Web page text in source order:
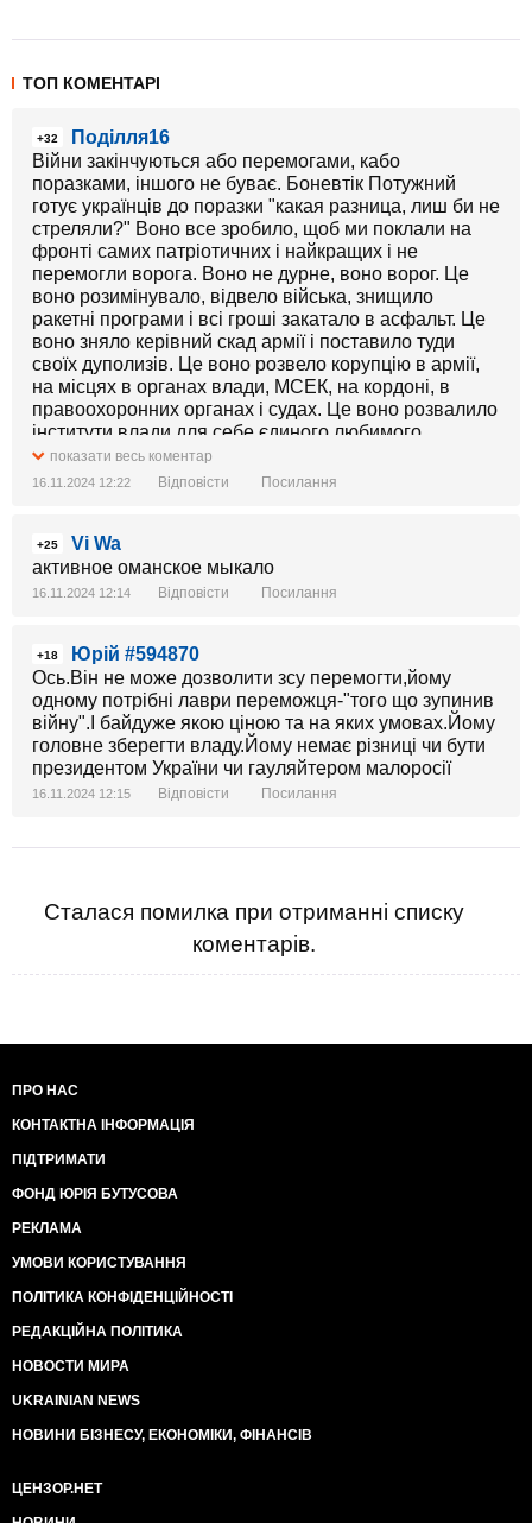
ТОП КОМЕНТАРІ
+32
Поділля16
Війни закінчуються або перемогами, кабо
поразками, іншого не буває. Боневтік Потужний
готує українців до поразки "какая разница, лиш би не
стреляли?" Воно все зробило, щоб ми поклали на
фронті самих патріотичних і найкращих і не
перемогли ворога. Воно не дурне, воно ворог. Це
воно розимінувало, відвело війська, знищило
ракетні програми і всі гроші закатало в асфальт. Це
воно зняло керівний скад армії і поставило туди
своїх дуполизів. Це воно розвело корупцію в армії,
на місцях в органах влади, МСЕК, на кордоні, в
правоохоронних органах і судах. Це воно розвалило
інститути влади для себе єдиного любимого.
показати весь коментар
16.11.2024 12:22 Відповісти Посилання
+25
Vi Wa
активное оманское мыкало
16.11.2024 12:14 Відповісти Посилання
+18
Юрій #594870
Ось.Він не може дозволити зсу перемогти,йому
одному потрібні лаври переможця-"того що зупинив
війну".І байдуже якою ціною та на яких умовах.Йому
головне зберегти владу.Йому немає різниці чи бути
президентом України чи гауляйтером малоросії
16.11.2024 12:15 Відповісти Посилання
Сталася помилка при отриманні списку
коментарів.
ПРО НАС
КОНТАКТНА ІНФОРМАЦІЯ
ПІДТРИМАТИ
ФОНД ЮРІЯ БУТУСОВА
РЕКЛАМА
УМОВИ КОРИСТУВАННЯ
ПОЛІТИКА КОНФІДЕНЦІЙНОСТІ
РЕДАКЦІЙНА ПОЛІТИКА
НОВОСТИ МИРА
UKRAINIAN NEWS
НОВИНИ БІЗНЕСУ, ЕКОНОМІКИ, ФІНАНСІВ
ЦЕНЗОР.НЕТ